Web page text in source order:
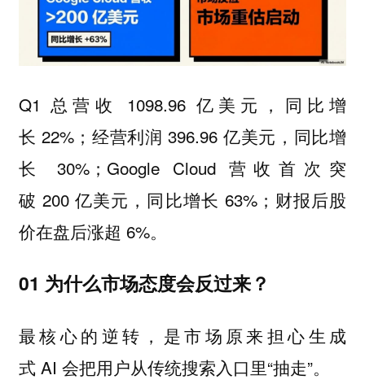
Q1 总营收 1098.96 亿美元，同比增
长 22%；经营利润 396.96 亿美元，同比增
长 30%；Google Cloud 营收首次突
破 200 亿美元，同比增长 63%；财报后股
价在盘后涨超 6%。
01 为什么市场态度会反过来？
最核心的逆转， 是市场原来担心生成
式 AI 会把用户从传统搜索入口里“抽走”。